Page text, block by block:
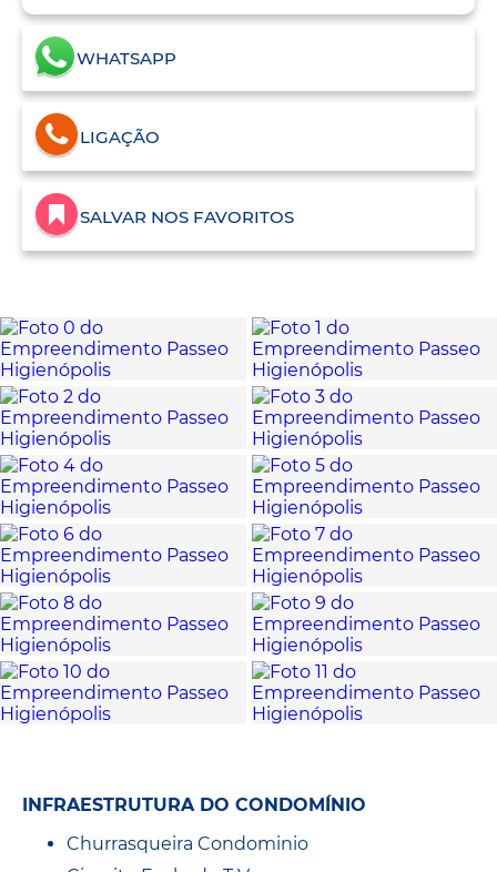
WHATSAPP
LIGAÇÃO
SALVAR NOS FAVORITOS
INFRAESTRUTURA DO CONDOMÍNIO
Churrasqueira Condominio